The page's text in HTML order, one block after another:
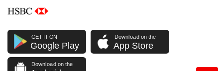
GET IT ON
Google Play
Download on the
App Store
Download on the